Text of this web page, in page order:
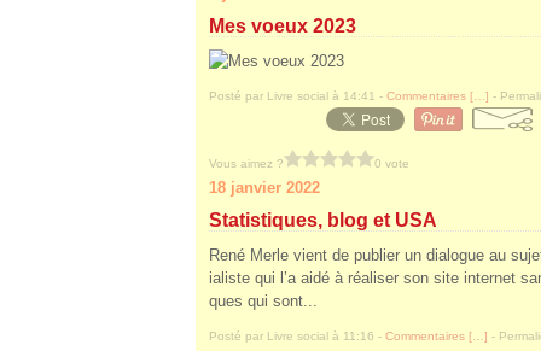
Mes voeux 2023
Posté par Livre social à 14:41 - Commentaires [ ] -
Vous aimez ? 0 vote
18 janvier 2022
Statistiques, blog et USA
René Merle vient de publier un dialogue au
ialiste qui l’a aidé à réaliser son site internet
ques qui sont...
Posté par Livre social à 11:16 - Commentaires [ ] -